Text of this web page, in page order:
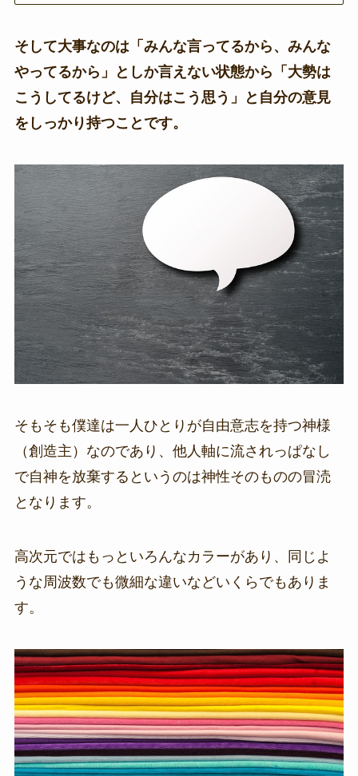
そして大事なのは「みんな言ってるから、みんな
やってるから」としか言えない状態から「大勢は
こうしてるけど、自分はこう思う」と自分の意見
をしっかり持つことです。
そもそも僕達は一人ひとりが自由意志を持つ神様
（創造主）なのであり、他人軸に流されっぱなし
で自神を放棄するというのは神性そのものの冒涜
となります。
高次元ではもっといろんなカラーがあり、同じよ
うな周波数でも微細な違いなどいくらでもありま
す。